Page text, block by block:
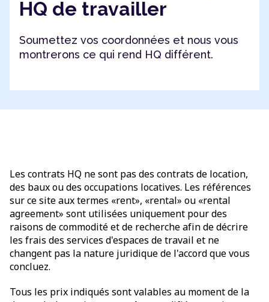
HQ de travailler
Soumettez vos coordonnées et nous vous
montrerons ce qui rend HQ différent.
Les contrats HQ ne sont pas des contrats de location,
des baux ou des occupations locatives. Les références
sur ce site aux termes «rent», «rental» ou «rental
agreement» sont utilisées uniquement pour des
raisons de commodité et de recherche afin de décrire
les frais des services d'espaces de travail et ne
changent pas la nature juridique de l'accord que vous
concluez.
Tous les prix indiqués sont valables au moment de la